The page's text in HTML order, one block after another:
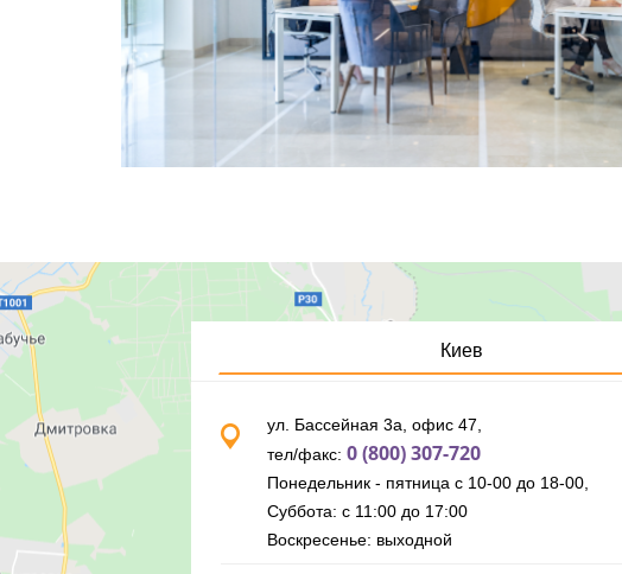
Киев
ул. Бассейная 3а, офис 47,
тел/факс: 0 (800) 307-720
Понедельник - пятница с 10-00 до 18-00,
Суббота: с 11:00 до 17:00
Воскресенье: выходной